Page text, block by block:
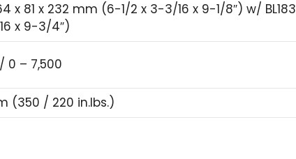
x 81 x 232 mm (6-1/2 x 3-3/16 x 9-1/8″) w/
x 9-3/4″)
0 – 7,500
(350 / 220 in.lbs.)